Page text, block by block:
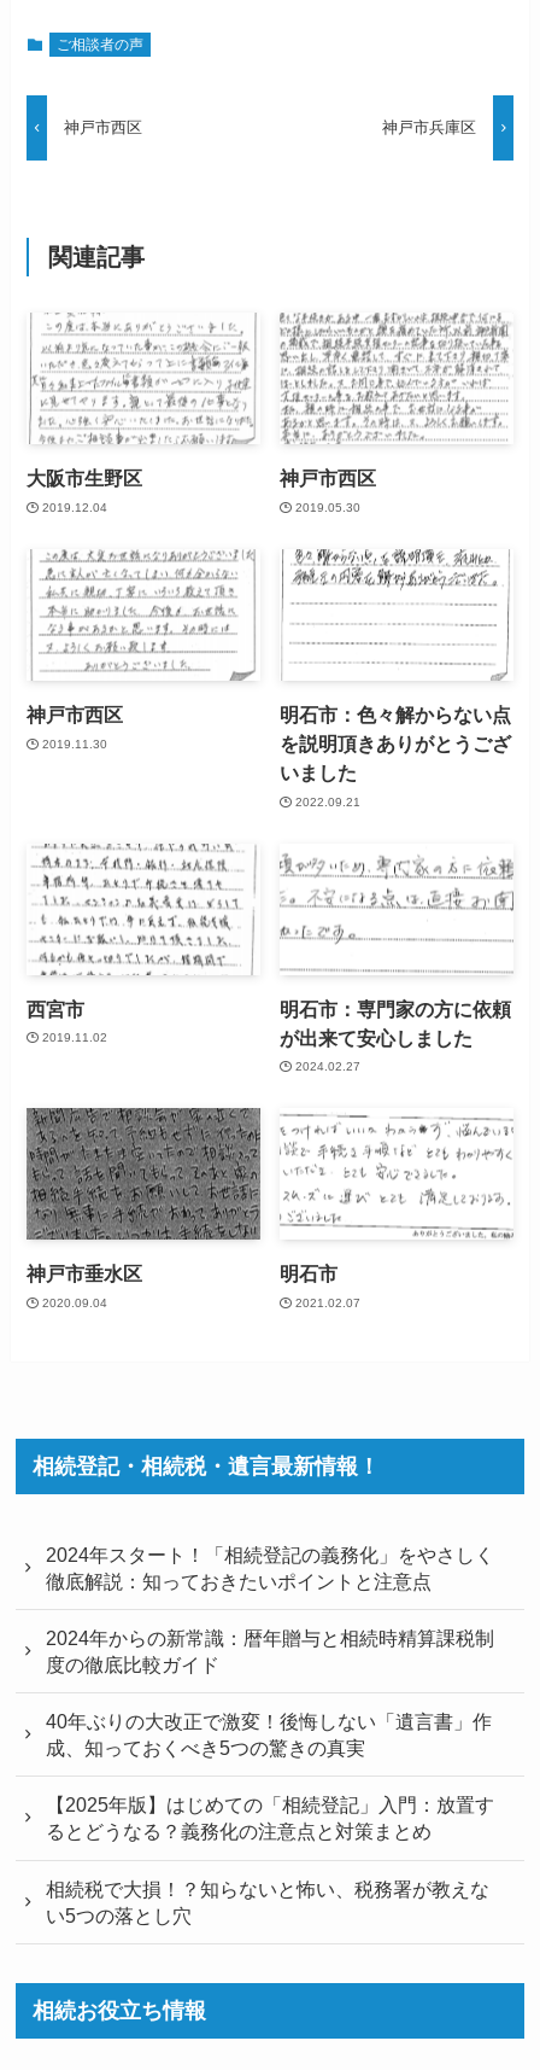
ご相談者の声
神戸市西区 神戸市兵庫区
関連記事
大阪市生野区
2019.12.04
神戸市西区
2019.05.30
神戸市西区
2019.11.30
明石市：色々解からない点
を説明頂きありがとうござ
いました
2022.09.21
西宮市
2019.11.02
明石市：専門家の方に依頼
が出来て安心しました
2024.02.27
神戸市垂水区
2020.09.04
明石市
2021.02.07
相続登記・相続税・遺言最新情報！
2024年スタート！「相続登記の義務化」をやさしく
徹底解説：知っておきたいポイントと注意点
2024年からの新常識：暦年贈与と相続時精算課税制
度の徹底比較ガイド
40年ぶりの大改正で激変！後悔しない「遺言書」作
成、知っておくべき5つの驚きの真実
【2025年版】はじめての「相続登記」入門：放置す
るとどうなる？義務化の注意点と対策まとめ
相続税で大損！？知らないと怖い、税務署が教えな
い5つの落とし穴
相続お役立ち情報